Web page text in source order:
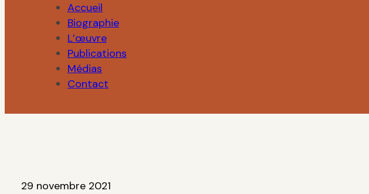
Accueil
Biographie
L’œuvre
Publications
Médias
Contact
29 novembre 2021